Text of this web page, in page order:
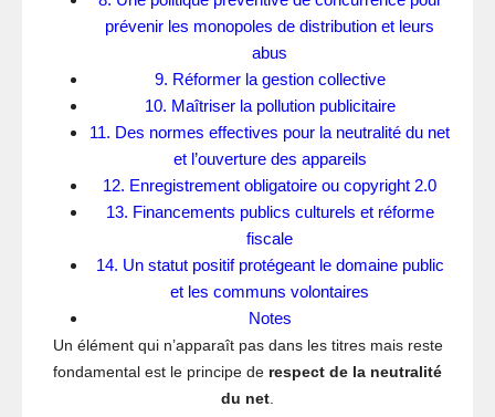
prévenir les monopoles de distribution et leurs
abus
9. Réformer la gestion collective
10. Maîtriser la pollution publicitaire
11. Des normes effectives pour la neutralité du net
et l’ouverture des appareils
12. Enregistrement obligatoire ou copyright 2.0
13. Financements publics culturels et réforme
fiscale
14. Un statut positif protégeant le domaine public
et les communs volontaires
Notes
Un élément qui n’apparaît pas dans les titres mais reste
fondamental est le principe de respect de la neutralité
du net